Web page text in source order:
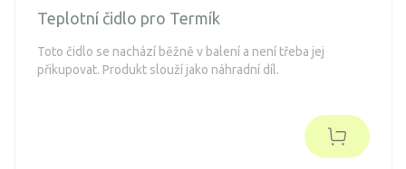
Teplotní čidlo pro Termík
Toto čidlo se nachází běžně v balení a není třeba jej
přikupovat. Produkt slouží jako náhradní díl.